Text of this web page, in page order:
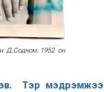
Д.Содном. 1952 он
Тэр